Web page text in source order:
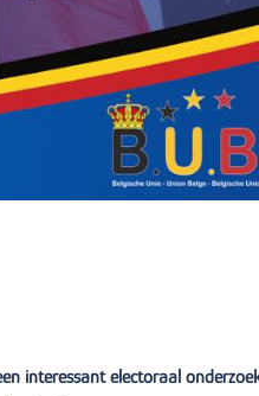
interessant electoraal